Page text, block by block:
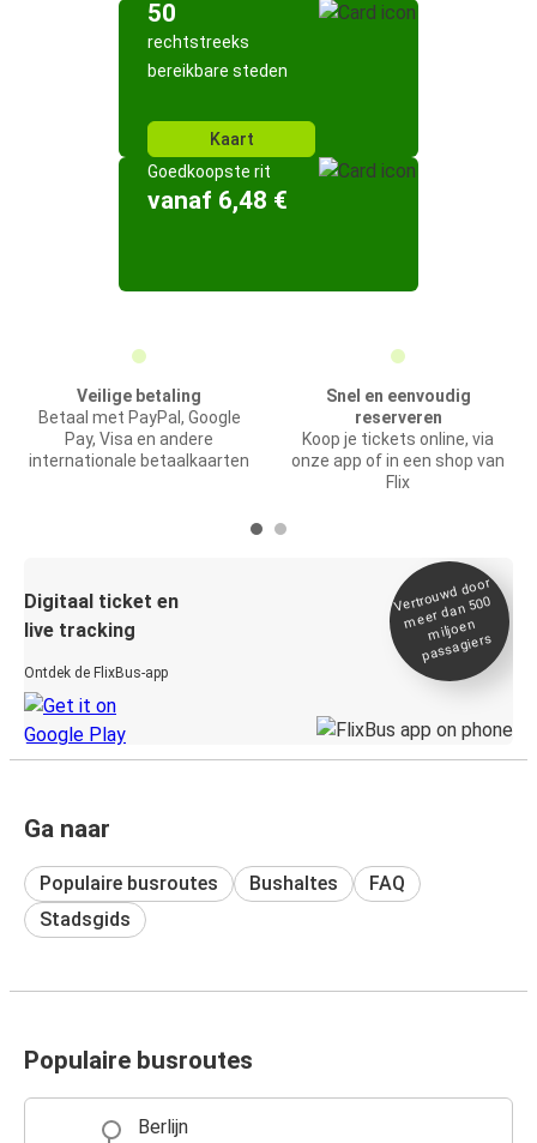
50
rechtstreeks
bereikbare steden
Kaart
Goedkoopste rit
vanaf 6,48 €
Veilige betaling
Betaal met PayPal, Google
Pay, Visa en andere
internationale betaalkaarten
Snel en eenvoudig
reserveren
Koop je tickets online, via
onze app of in een shop van
Flix
Digitaal ticket en
live tracking
Ontdek de FlixBus-app
Vertrou
wd door
meer dan 500
miljoen
passagiers
Ga naar
Populaire busroutes Bushaltes
FAQ
Stadsgids
Populaire busroutes
Berlijn